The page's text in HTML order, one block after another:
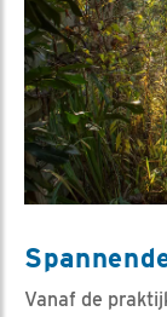
Vanaf de